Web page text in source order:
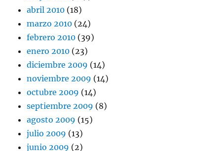
abril 2010 (18)
marzo 2010 (24)
febrero 2010 (39)
enero 2010 (23)
diciembre 2009 (14)
noviembre 2009 (14)
octubre 2009 (14)
septiembre 2009 (8)
agosto 2009 (15)
julio 2009 (13)
junio 2009 (2)